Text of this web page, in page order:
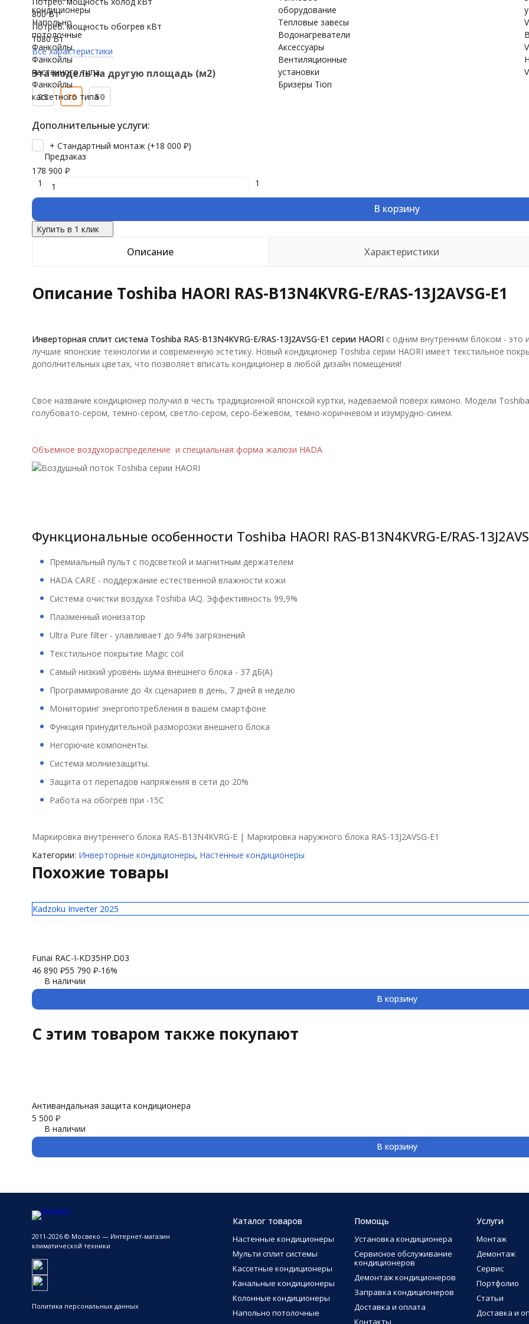
кондиционеры
Напольно
потолочные
Фанкойлы
Фанкойлы
настенного типа
Фанкойлы
кассетного типа
оборудование
Тепловые завесы
Водонагреватели
Аксессуары
Вентиляционные
установки
Бризеры Tion
800 Вт
Потреб. мощность обогрев кВт
1080 Вт
Все характеристики
Эта модель на другую площадь (м2)
25 35 50
Дополнительные услуги:
+ Стандартный монтаж (+18 000 ₽)
Предзаказ
178 900 ₽
1
1
В корзину
Купить в 1 клик
Описание Характеристики
Описание Toshiba HAORI RAS-B13N4KVRG-E/RAS-13J2AVSG-E1
Инверторная сплит система Toshiba RAS-B13N4KVRG-E/RAS-13J2AVSG-E1 серии HAORIс одним внутренним блоком - это
лучшие японские технологии и современную эстетику. Новый кондиционер Toshiba серии HAORI имеет текстильное
дополнительных цветах, что позволяет вписать кондиционер в любой дизайн помещения!
Свое название кондиционер получил в честь традиционной японской куртки, надеваемой поверх кимоно. Модели
голубовато-сером, темно-сером, светло-сером, серо-бежевом, темно-коричневом и изумрудно-синем.
Объемное воздухораспределение и специальная форма жалюзи HADA
Функциональные особенности Toshiba HAORI RAS-B13N4KVRG-E/RAS-
Премиальный пульт с подсветкой и магнитным держателем
HADA CARE - поддержание естественной влажности кожи
Cистема очистки воздуха Toshiba IAQ. Эффективность 99,9%
Плазменный ионизатор
Ultra Pure filter - улавливает до 94% загрязнений
Текстильное покрытие Magic coil
Самый низкий уровень шума внешнего блока - 37 дБ(А)
Программирование до 4х сценариев в день, 7 дней в неделю
Мониторинг энергопотребления в вашем смартфоне
Функция принудительной разморозки внешнего блока
Негорючие компоненты.
Система молниезащиты.
Защита от перепадов напряжения в сети до 20%
Работа на обогрев при -15С
Маркировка внутреннего блока RAS-B13N4KVRG-E | Маркировка наружного блока RAS-13J2AVSG-E1
Категории: Инверторные кондиционеры, Настенные кондиционеры
Похожие товары
Kadzoku Inverter 2025
Funai RAC-I-KD35HP.D03
46 890 ₽55 790 ₽-16%
В наличии
В корзину
C этим товаром также покупают
Антивандальная защита кондиционера
5 500 ₽
В наличии
В корзину
2011-2026 © Мосвеко — Интернет-магазин
климатической техники
Политика персональных данных
Каталог товаров
Настенные кондиционеры
Мульти сплит системы
Кассетные кондиционеры
Канальные кондиционеры
Колонные кондиционеры
Напольно потолочные
Помощь
Установка кондиционера
Сервисное обслуживание
кондиционеров
Демонтаж кондиционеров
Заправка кондиционеров
Доставка и оплата
Контакты
Услуги
Монтаж
Демонтаж
Сервис
Портфолио
Статьи
Доставка и